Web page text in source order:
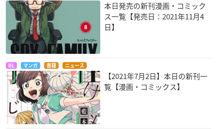
本日発売の新刊漫画・コミック
ス一覧【発売日：2021年11月4
日】
BL マンガ 書籍 ニュース
【2021年7月2日】本日の新刊一
覧【漫画・コミックス】